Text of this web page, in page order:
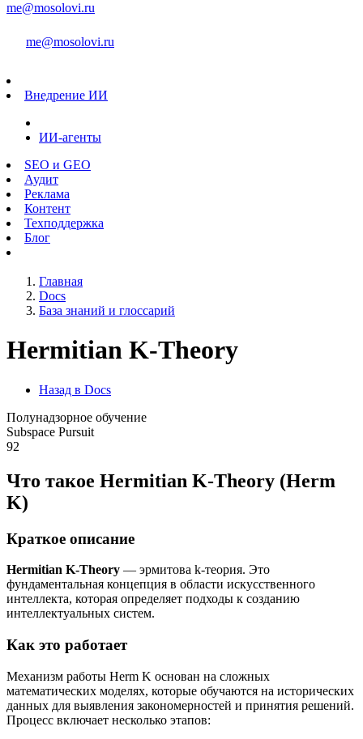
me@mosolovi.ru
me@mosolovi.ru
Внедрение ИИ
ИИ-агенты
SEO и GEO
Аудит
Реклама
Контент
Техподдержка
Блог
Главная
Docs
База знаний и глоссарий
Hermitian K-Theory
Назад в Docs
Полунадзорное обучение
Subspace Pursuit
92
Что такое Hermitian K-Theory (Herm
K)
Краткое описание
Hermitian K-Theory — эрмитова k-теория. Это
фундаментальная концепция в области искусственного
интеллекта, которая определяет подходы к созданию
интеллектуальных систем.
Как это работает
Механизм работы Herm K основан на сложных
математических моделях, которые обучаются на исторических
данных для выявления закономерностей и принятия решений.
Процесс включает несколько этапов: